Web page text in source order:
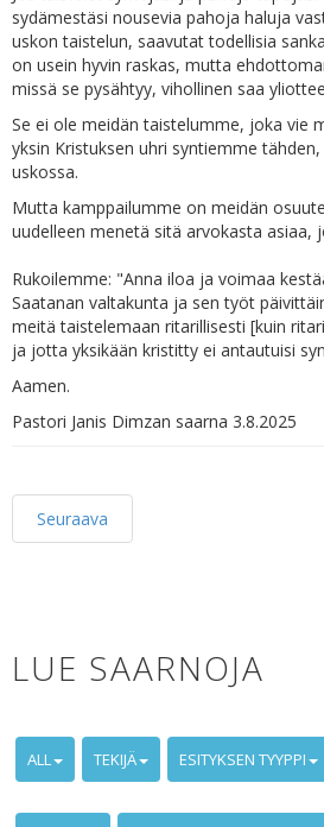
sydämestäsi nousevia pahoja haluja
uskon taistelun, saavutat todellisia
on usein hyvin raskas, mutta
missä se pysähtyy, vihollinen saa
Se ei ole meidän taistelumme, joka vie
yksin Kristuksen uhri syntiemme
uskossa.
Mutta kamppailumme on meidän
uudelleen menetä sitä arvokasta asiaa,
Rukoilemme: "Anna iloa ja voimaa
Saatanan valtakunta ja sen työt
meitä taistelemaan ritarillisesti [kuin
ja jotta yksikään kristitty ei antautuisi
Aamen.
Pastori Janis Dimzan saarna 3.8.2025
Seuraava
LUE SAARNOJA
ALL TEKIJÄ ESITYKSEN TYYPPI